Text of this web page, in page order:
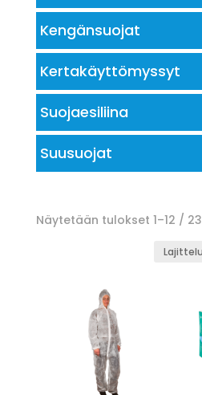
Kengänsuojat
Kertakäyttömyssyt
Suojaesiliina
Suusuojat
Näytetään tulokset 1–12 / 23